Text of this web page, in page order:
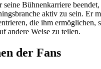
Bühnenkarriere
aktiv zu sein. Er
die ihm ermöglichen,
andere Weise zu teilen.
der Fans